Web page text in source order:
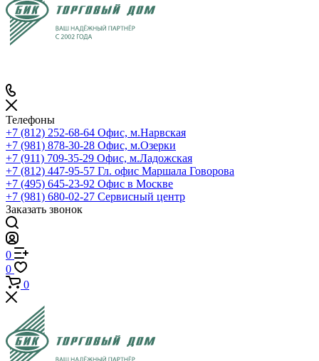
Телефоны
+7 (812) 252-68-64 Офис, м.Нарвская
+7 (981) 878-30-28 Офис, м.Озерки
+7 (911) 709-35-29 Офис, м.Ладожская
+7 (812) 447-95-57 Гл. офис Маршала Говорова
+7 (495) 645-23-92 Офис в Москве
+7 (981) 680-02-27 Сервисный центр
Заказать звонок
0
0
0